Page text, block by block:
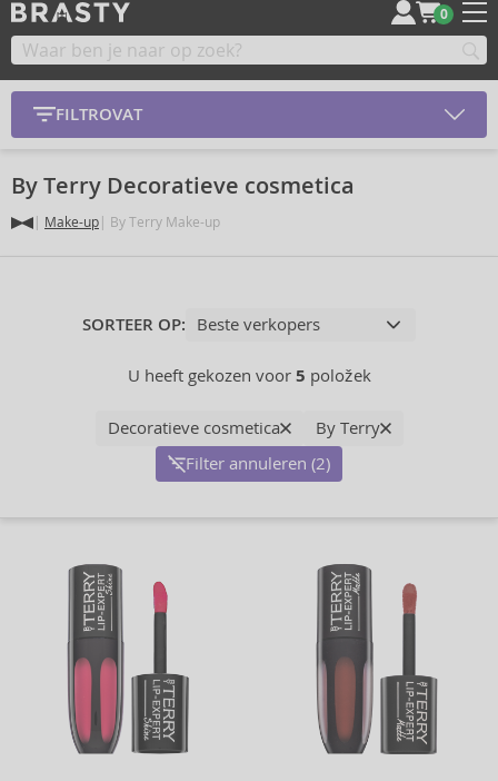
0
FILTROVAT
By Terry Decoratieve cosmetica
Make-up By Terry Make-up
SORTEER OP:
U heeft gekozen voor 5 položek
Decoratieve cosmetica
By Terry
Filter annuleren (2)